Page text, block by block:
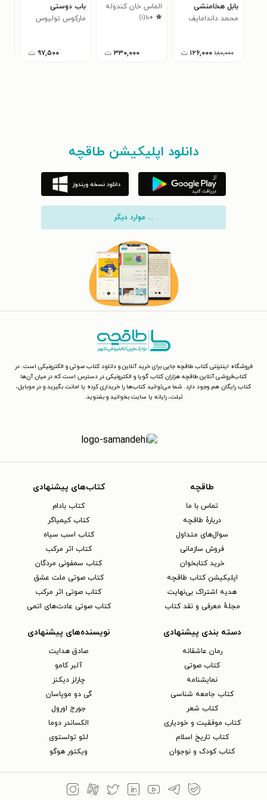
بابل هخامنشی
محمد داندامایف
۱۸۰,۰۰۰ ۱۲۶,۰۰۰ ت
الماس خان کندوله
ای ۱٫۰(۱)
۳۳۰,۰۰۰ ت
باب دوستی
مارکوس تولیوس
۹۷,۵۰۰ ت
دانلود اپلیکیشن طاقچه
... موارد دیگر
فروشگاه اینترنتی کتاب طاقچه جایی برای خرید آنلاین و دانلود کتاب صوتی و الکترونیکی است. در
کتاب‌فروشی آنلاین طاقچه هزاران کتاب گویا و الکترونیکی در دسترس است که در میان آن‌ها
کتاب رایگان هم وجود دارد. شما می‌توانید کتاب‌ها را خریداری کرده یا امانت بگیرید و در موبایل،
تبلت، رایانه یا سایت بخوانید و بشنوید.
طاقچه
تماس با ما
دربارهٔ طاقچه
سوال‌های متداول
فروش سازمانی
خرید کتابخوان
اپلیکیشن کتاب طاقچه
هدیه اشتراک بی‌نهایت
مجلهٔ معرفی و نقد کتاب
کتاب‌های پیشنهادی
کتاب بادام
کتاب کیمیاگر
کتاب اسب سیاه
کتاب اثر مرکب
کتاب سمفونی مردگان
کتاب صوتی ملت عشق
کتاب صوتی اثر مرکب
کتاب صوتی عادت‌های اتمی
دسته بندی پیشنهادی
رمان عاشقانه
کتاب‌ صوتی
نمایشنامه
کتاب جامعه شناسی
کتاب شعر
کتاب موفقیت و خودیاری
کتاب تاریخ اسلام
کتاب کودک و نوجوان
نویسنده‌های پیشنهادی
صادق هدایت
آلبر کامو
چارلز دیکنز
گی دو موپاسان
جورج اورول
الکساندر دوما
لئو تولستوی
ویکتور هوگو